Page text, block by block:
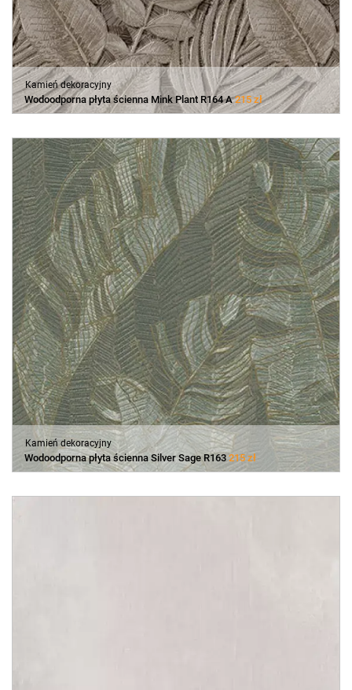
Kamień dekoracyjny
Wodoodporna płyta ścienna Mink Plant R164 A215 zł
Kamień dekoracyjny
Wodoodporna płyta ścienna Silver Sage R163 215 zł